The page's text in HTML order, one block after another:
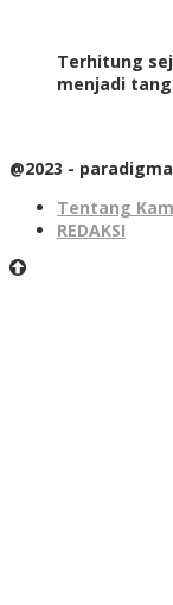
Terhitung
menjadi
@2023 -
Tentang
REDAKSI